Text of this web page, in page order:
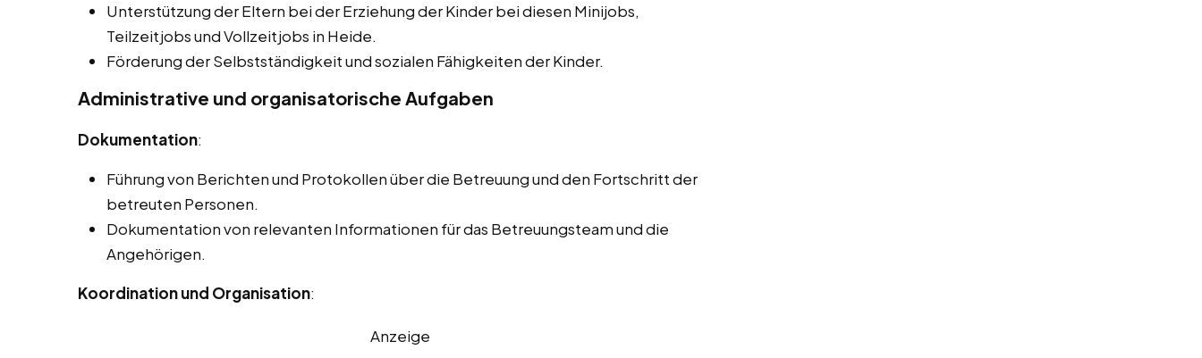
Unterstützung der Eltern bei der Erziehung der Kinder bei diesen Minijobs,
Teilzeitjobs und Vollzeitjobs in Heide.
Förderung der Selbstständigkeit und sozialen Fähigkeiten der Kinder.
Administrative und organisatorische Aufgaben
Dokumentation:
Führung von Berichten und Protokollen über die Betreuung und den Fortschritt der
betreuten Personen.
Dokumentation von relevanten Informationen für das Betreuungsteam und die
Angehörigen.
Koordination und Organisation:
Anzeige